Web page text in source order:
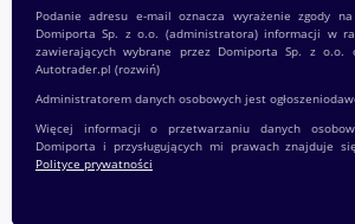
Podanie adresu e-mail oznacza wyrażenie zgody
Domiporta Sp. z o.o. (administratora) informacji w
zawierających wybrane przez Domiporta Sp. z o.o.
Autotrader.pl (rozwiń)
Administratorem danych osobowych jest
Więcej informacji o przetwarzaniu danych
Domiporta i przysługujących mi prawach znajduje
Polityce prywatności